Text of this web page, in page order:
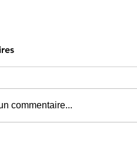
commentaire...